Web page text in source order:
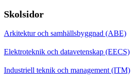
Skolsidor
Arkitektur och samhällsbyggnad (ABE)
Elektroteknik och datavetenskap (EECS)
Industriell teknik och management (ITM)